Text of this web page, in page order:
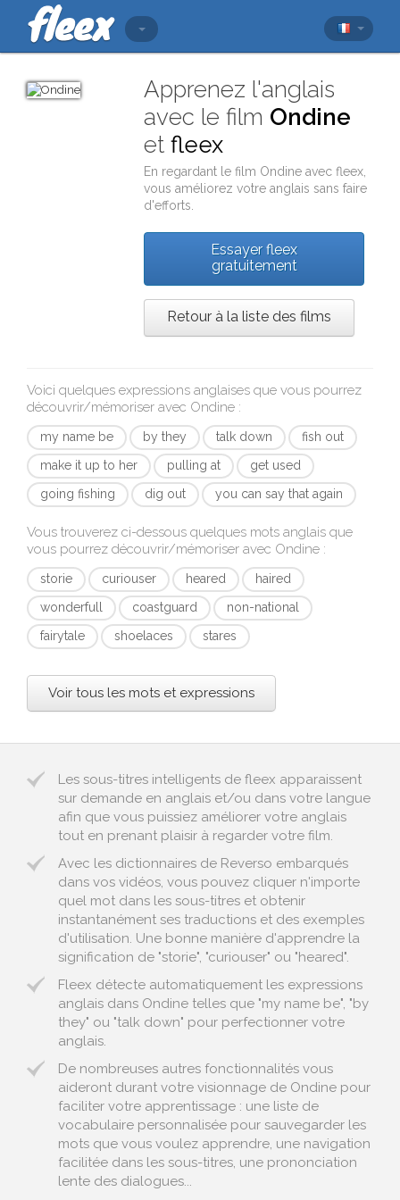
Apprenez l'anglais
avec le film Ondine
etfleex
En regardant le film Ondine avecfleex
vous améliorez votre anglais sans faire
d'efforts.
Essayer fleex
gratuitement
Retour à la liste des films
Voici quelques expressions anglaises que vous pourrez
découvrir/mémoriser avec Ondine :
my name be by they talk down
fish out
make it up to her
pulling at
get used
going fishing
dig out you can say that again
Vous trouverez ci-dessous quelques mots anglais que
vous pourrez découvrir/mémoriser avec Ondine :
storie curiouser heared
haired
wonderfull
coastguard
non-national
fairytale
shoelaces stares
Voir tous les mots et expressions
Les sous-titres intelligents de fleex apparaissent
sur demande en anglais et/ou dans votre langue
afin que vous puissiez améliorer votre anglais
tout en prenant plaisir à regarder votre film.
Avec les dictionnaires de Reverso embarqués
dans vos vidéos, vous pouvez cliquer n'importe
quel mot dans les sous-titres et obtenir
instantanément ses traductions et des exemples
d'utilisation. Une bonne manière d'apprendre la
signification de "storie", "curiouser" ou "heared".
Fleex détecte automatiquement les expressions
anglais dans Ondine telles que "my name be", "by
they" ou "talk down" pour perfectionner votre
anglais.
De nombreuses autres fonctionnalités vous
aideront durant votre visionnage de Ondine pour
faciliter votre apprentissage : une liste de
vocabulaire personnalisée pour sauvegarder les
mots que vous voulez apprendre, une navigation
facilitée dans les sous-titres, une prononciation
lente des dialogues...